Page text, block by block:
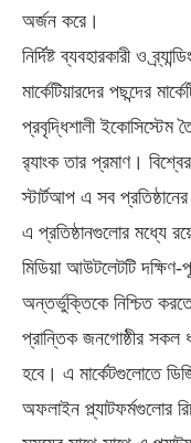
অর্জন করে।
নির্দিষ্ট ব্যবহারকারী ও
মার্কেটিয়ারদের পছন্দের
প্রবৃদ্ধিশালী ইকোসিস্টেম
র‍্যাংক তার প্রমাণ।
স্টার্টআপ এ সব
এ প্রতিষ্ঠানগুলোর মধ্যে
মিডিয়া আউটলেটটি দক্ষিণ-
অন্তর্ভুক্তিকে নিশ্চিত
প্রান্তিক জনগোষ্ঠীর সকল
হবে। এ মার্কেটগুলোতে
অফলাইন প্ল্যাটফর্মগুলোর